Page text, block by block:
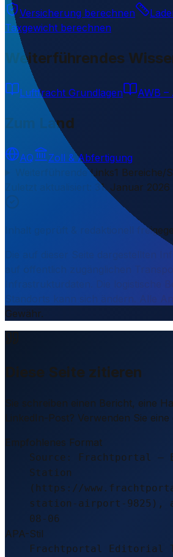
Versicherung berechnen
Taxgewicht berechnen
Weiterführendes
Luftfracht Grundlagen AWB –
Zum Land
AQ
Zoll & Abfertigung
Weiterführende Links1 Bereiche/
31. Januar 2026
Inhalt geprüft & redaktionell
Die auf dieser Seite dargestellten
Infrastrukturdaten. Die logistische
Gewähr.
Diese Seite zitieren
Sie schreiben einen Bericht, eine
LinkedIn-Post? Verwenden Sie eine
Empfohlenes Format
Source: Frachtportal –
Station
(https://
station-airport-9825),
08-06
APA-Stil
Frachtportal Editorial